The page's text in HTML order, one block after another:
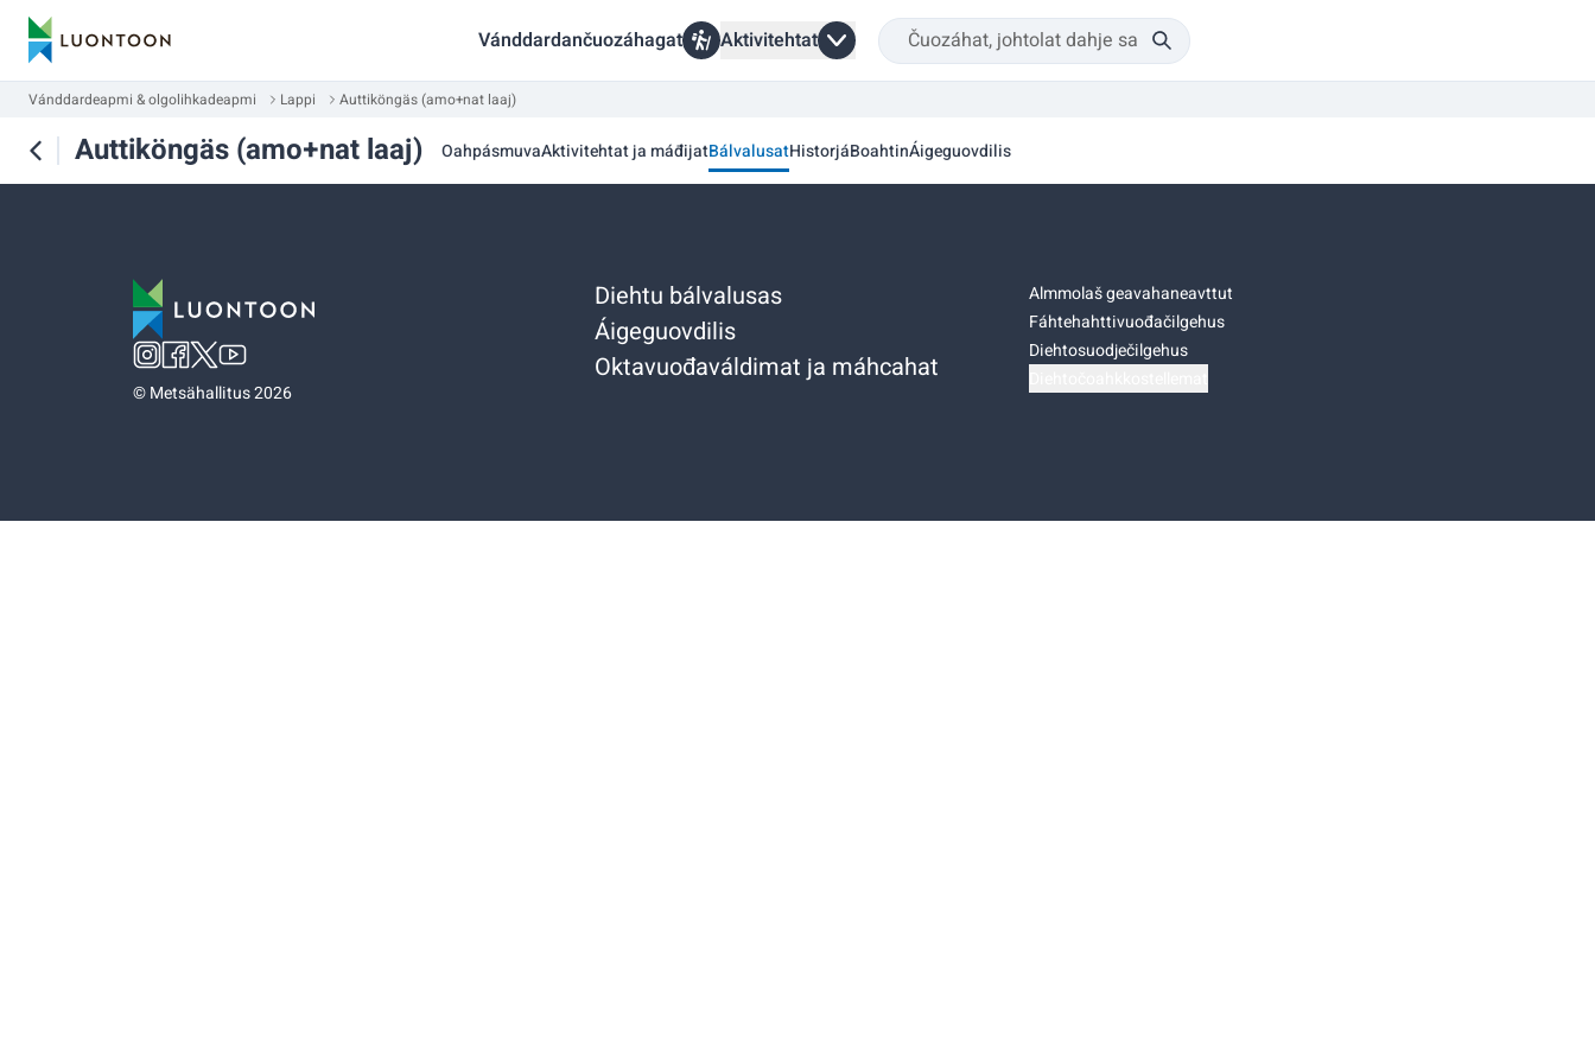
Vánddardančuozáhagat Aktivitehtat
Vánddardeapmi & olgolihkadeapmi Lappi Auttiköngäs (amo+nat laaj)
Auttiköngäs (amo+nat laaj) OahpásmuvaAktivitehtat ja máđijatBálvalusatHistorjáBoahtinÁigeguovdilis
©Metsähallitus 2026
Diehtu bálvalusas
Áigeguovdilis
Oktavuođaváldimat ja máhcahat
Almmolaš geavahaneavttut
Fáhtehahttivuođačilgehus
Diehtosuodječilgehus